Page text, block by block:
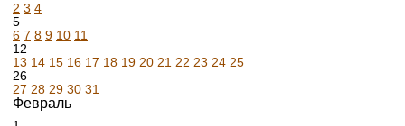
2 3 4
5
6 7 8 9 10 11
12
13 14 15 16 17 18 19 20 21 22 23 24 25
26
27 28 29 30 31
Февраль